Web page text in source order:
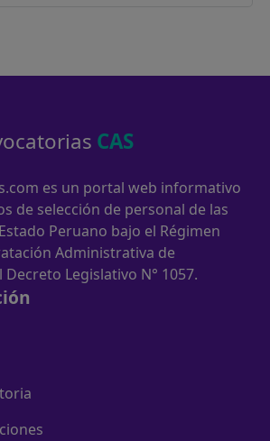
CAS
es un portal web informativo
de selección de personal de las
Peruano bajo el Régimen
Administrativa de
Decreto Legislativo N° 1057.